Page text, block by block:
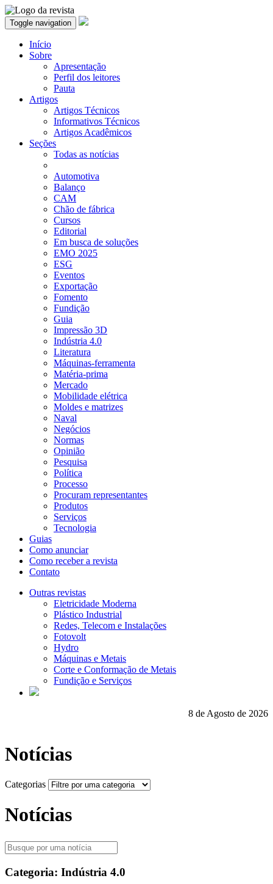
Toggle navigation
Início
Sobre
Apresentação
Perfil dos leitores
Pauta
Artigos
Artigos Técnicos
Informativos Técnicos
Artigos Acadêmicos
Seções
Todas as notícias
Automotiva
Balanço
CAM
Chão de fábrica
Cursos
Editorial
Em busca de soluções
EMO 2025
ESG
Eventos
Exportação
Fomento
Fundição
Guia
Impressão 3D
Indústria 4.0
Literatura
Máquinas-ferramenta
Matéria-prima
Mercado
Mobilidade elétrica
Moldes e matrizes
Naval
Negócios
Normas
Opinião
Pesquisa
Política
Processo
Procuram representantes
Produtos
Serviços
Tecnologia
Guias
Como anunciar
Como receber a revista
Contato
Outras revistas
Eletricidade Moderna
Plástico Industrial
Redes, Telecom e Instalações
Fotovolt
Hydro
Máquinas e Metais
Corte e Conformação de Metais
Fundição e Serviços
8 de Agosto de 2026
Notícias
Categorias
Notícias
Categoria: Indústria 4.0